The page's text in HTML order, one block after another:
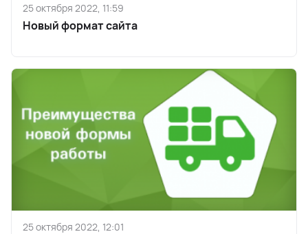
25 октября 2022, 11:59
Новый формат сайта
25 октября 2022, 12:01